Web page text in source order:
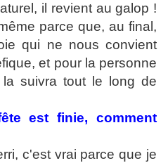
il revient au galop !
parce que, au final,
qui ne nous convient
et pour la personne
suivra tout le long de
est finie, comment
c'est vrai parce que je